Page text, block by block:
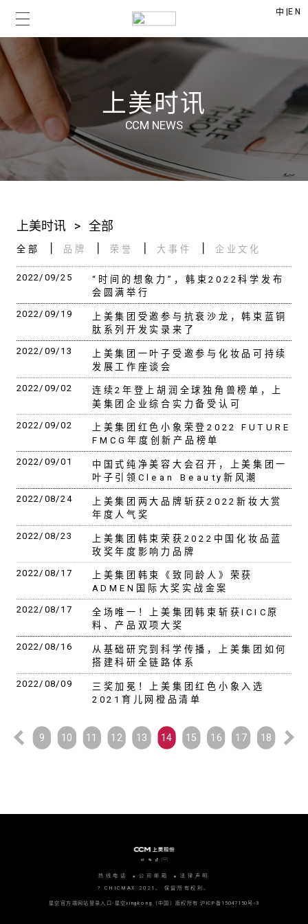
中 |EN
上美时讯
CCM NEWS
上美时讯 > 全部
全部 品牌 荣誉 大事件 企业文化
2022/09/25
“时间的想象力”，韩束2022科学发布
会圆满举行
2022/09/19
上美集团受邀参与抗衰沙龙，韩束蓝铜
肽系列开发实录来了
2022/09/13
上美集团一叶子受邀参与化妆品可持续
发展工作座谈会
2022/09/02 连续2年登上胡润全球独角兽榜单，上
美集团企业综合实力备受认可
2022/09/02
上美集团红色小象荣登2022 FUTURE
FMCG年度创新产品榜单
2022/09/01 中国式纯净美容大会召开，上美集团一
叶子引领Clean Beauty新风潮
2022/08/24
上美集团两大品牌斩获2022新妆大赏
年度人气奖
2022/08/23
上美集团韩束荣获2022中国化妆品蓝
玫奖年度影响力品牌
2022/08/17 上美集团韩束《致同龄人》荣获
ADMEN国际大奖实战金案
2022/08/17
全场唯一！上美集团韩束斩获ICIC原
料、产品双项大奖
2022/08/16
从基础研究到科学传播，上美集团如何
搭建科研全链路体系
2022/08/09 三奖加冕！上美集团红色小象入选
2021育儿网橙品清单
9 10 11 12 13 14 15 16 17 18
热线电话 公司邮箱 法律声明
? CHICMAX 2021。 保留所有权利。
星空官方端网站登录入口-星空xingkong（中国）版权所有 沪ICP备15047150号-3